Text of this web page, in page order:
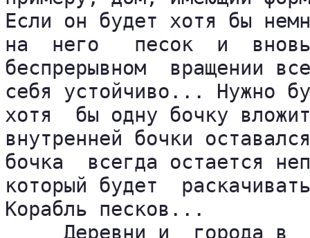
Если он будет хотя бы
на  него   песок  и
беспрерывном  вращении
себя устойчиво... Нужно
хотя  бы одну бочку
внутренней бочки
бочка  всегда остается
который будет
Корабль песков...
Деревни и  города в